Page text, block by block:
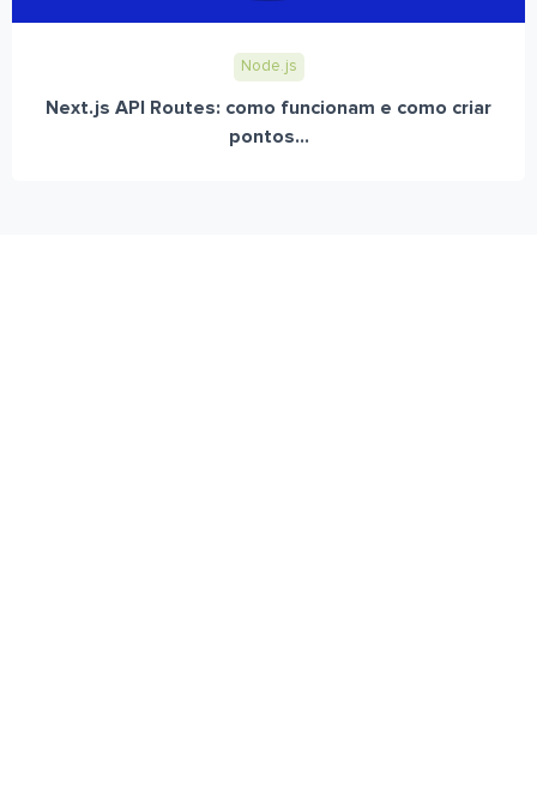
Node.js
Next.js API Routes: como funcionam e como criar
pontos...